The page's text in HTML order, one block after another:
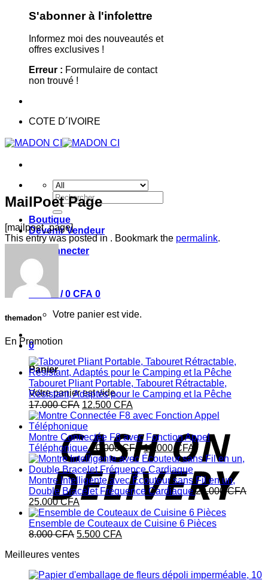
S'abonner à l'infolettre
Informez moi des nouveautés et
offres exclusives !
Erreur : Formulaire de contact
non trouvé !
COTE D´IVOIRE
Recherche
pour :
Boutique
Devenir Vendeur
Se connecter
Panier /0 CFA 0
Votre panier est vide.
0
Panier
Votre panier est vide.
MailPoet Page
[mailpoet_page]
This entry was posted in . Bookmark the permalink.
themadon
En Promotion
Tabouret Pliant Portable, Tabouret Rétractable,
Résistant, Adaptés pour le Camping et la Pêche
17.000CFA Le
prix
initial
était :
17.000 CFA.
12.500 CFA
prix
est :
12.500 CFA.
Montre Connectée F8 avec Fonction Appel
Téléphonique 20.000CFALe
prix
initial
était :
20.000 CFA.
15.000 CFA Le
prix
actuel
est :
15.000 CFA.
Montre Intelligente avec Écouteur sans Fil en un,
Double Bracelet Fréquence Cardiaque 29.000CFA
Le
prix
initial
était :
25.000CFALe
prix
actuel
est :
Ensemble de Couteaux de Cuisine 6 Pièces
8.000CFA Le
initial
8.000 CFA.
5.500 CFA
5.500 CFA.
Meilleures ventes